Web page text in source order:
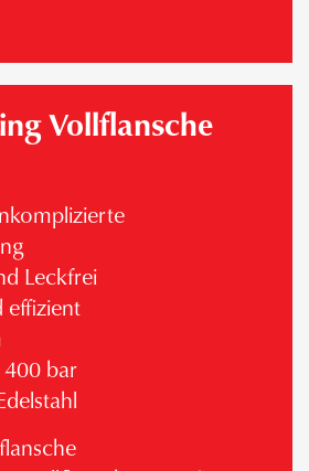
Vollflansche
Leckfrei
effizient
bar